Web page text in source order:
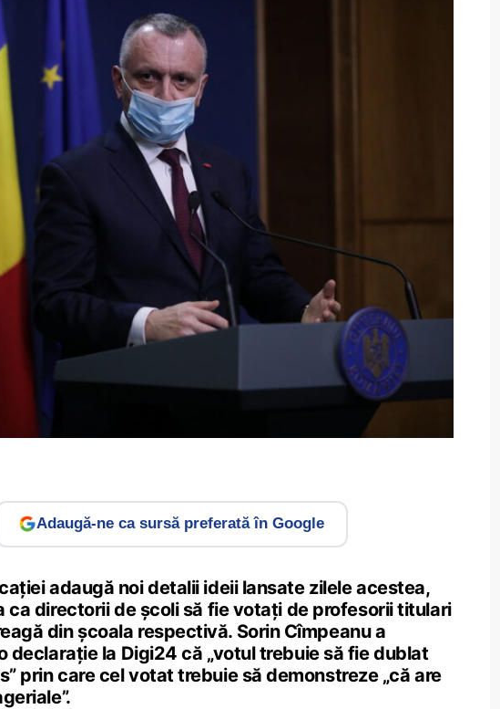
Adaugă-ne ca sursă preferată în Google
adaugă noi detalii ideii lansate zilele acestea,
ca directorii de școli să fie votați de profesorii titulari
din școala respectivă. Sorin Cîmpeanu a
declarație la Digi24 că „votul trebuie să fie dublat
prin care cel votat trebuie să demonstreze „că are